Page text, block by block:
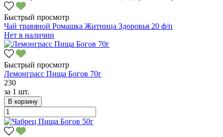
Быстрый просмотр
Чай травяной Ромашка Житница Здоровья 20 ф/п
Нет в наличии
Быстрый просмотр
Лемонграсс Пища Богов 70г
230
за 1 шт.
В корзину